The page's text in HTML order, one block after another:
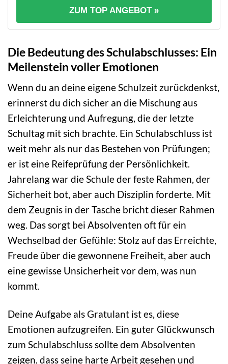
ZUM TOP ANGEBOT »
Die Bedeutung des Schulabschlusses: Ein
Meilenstein voller Emotionen
Wenn du an deine eigene Schulzeit zurückdenkst,
erinnerst du dich sicher an die Mischung aus
Erleichterung und Aufregung, die der letzte
Schultag mit sich brachte. Ein Schulabschluss ist
weit mehr als nur das Bestehen von Prüfungen;
er ist eine Reifeprüfung der Persönlichkeit.
Jahrelang war die Schule der feste Rahmen, der
Sicherheit bot, aber auch Disziplin forderte. Mit
dem Zeugnis in der Tasche bricht dieser Rahmen
weg. Das sorgt bei Absolventen oft für ein
Wechselbad der Gefühle: Stolz auf das Erreichte,
Freude über die gewonnene Freiheit, aber auch
eine gewisse Unsicherheit vor dem, was nun
kommt.
Deine Aufgabe als Gratulant ist es, diese
Emotionen aufzugreifen. Ein guter Glückwunsch
zum Schulabschluss sollte dem Absolventen
zeigen, dass seine harte Arbeit gesehen und